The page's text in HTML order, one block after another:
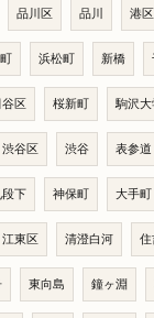
品川区 品川 港区
浜松町 新橋
区 桜新町 駒沢大
渋谷区 渋谷 表参道
段下 神保町 大手町
江東区 清澄白河 住
東向島 鐘ヶ淵